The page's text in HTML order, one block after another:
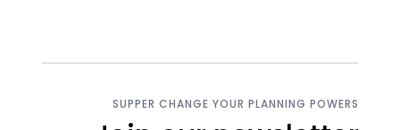
SUPPER CHANGE YOUR PLANNING POWERS